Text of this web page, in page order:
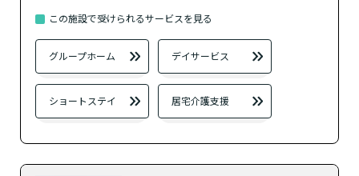
この施設で受けられるサービスを見る
グループホーム デイサービス
ショートステイ 居宅介護支援